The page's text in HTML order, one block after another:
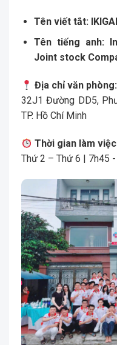
Tên viết tắt:
Tên tiếng anh:
Joint stock
Địa chỉ văn phòng:
32J1 Đường DD5,
TP. Hồ Chí Minh
Thời gian làm
Thứ 2 – Thứ 6 | 7h45